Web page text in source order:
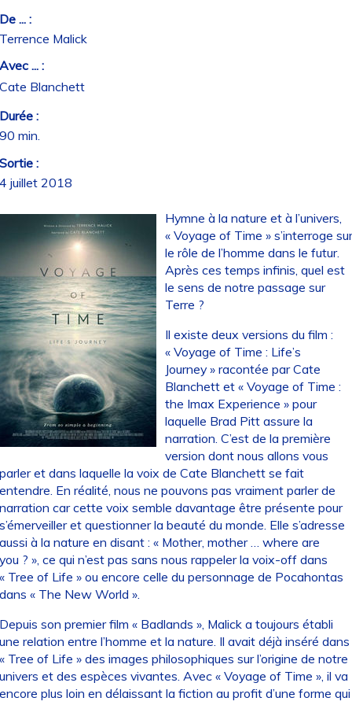
... :
Malick
... :
Blanchett
:
min.
:
juillet 2018
Hymne à la nature et à l’univers,
« Voyage of Time » s’interroge
le rôle de l’homme dans le futur.
Après ces temps infinis, quel est
le sens de notre passage sur
Terre ?
Il existe deux versions du film :
« Voyage of Time : Life’s
Journey » racontée par Cate
Blanchett et « Voyage of Time :
the Imax Experience » pour
laquelle Brad Pitt assure la
narration. C’est de la première
version dont nous allons vous
et dans laquelle la voix de Cate Blanchett se fait
En réalité, nous ne pouvons pas vraiment parler de
car cette voix semble davantage être présente pour
et questionner la beauté du monde. Elle s’adresse
à la nature en disant : « Mother, mother … where are
? », ce qui n’est pas sans nous rappeler la voix-off dans
Tree of Life » ou encore celle du personnage de Pocahontas
« The New World ».
son premier film « Badlands », Malick a toujours établi
relation entre l’homme et la nature. Il avait déjà inséré dans
Tree of Life » des images philosophiques sur l’origine de notre
et des espèces vivantes. Avec « Voyage of Time », il va
plus loin en délaissant la fiction au profit d’une forme qui